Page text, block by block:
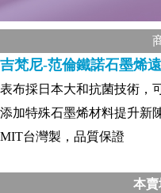
吉梵尼-范倫鐵諾石墨烯
表布採日本大和抗菌技術，
添加特殊石墨烯材料提升新
MIT台灣製，品質保證
本